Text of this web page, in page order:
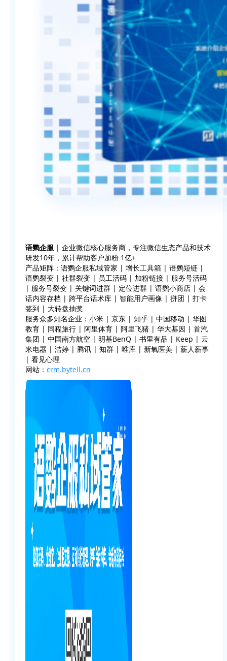
语鹦企服 | 企业微信核心服务商，专注微信生态产品和技术
研发10年，累计帮助客户加粉 1亿+
产品矩阵：语鹦企服私域管家 | 增长工具箱 | 语鹦短链 |
语鹦裂变 | 社群裂变 | 员工活码 | 加粉链接 | 服务号活码
| 服务号裂变 | 关键词进群 | 定位进群 | 语鹦小商店 | 会
话内容存档 | 跨平台话术库 | 智能用户画像 | 拼团 | 打卡
签到 | 大转盘抽奖
服务众多知名企业：小米 | 京东 | 知乎 | 中国移动 | 华图
教育 | 同程旅行 | 阿里体育 | 阿里飞猪 | 华大基因 | 首汽
集团 | 中国南方航空 | 明基BenQ | 书里有品 | Keep | 云
米电器 | 洁婷 | 腾讯 | 知群 | 唯库 | 新氧医美 | 薪人薪事
| 看见心理
网站： crm.bytell.cn